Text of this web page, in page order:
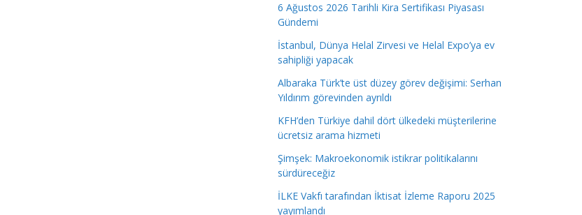
6 Ağustos 2026 Tarihli Kira Sertifikası Piyasası
Gündemi
İstanbul, Dünya Helal Zirvesi ve Helal Expo’ya ev
sahipliği yapacak
Albaraka Türk’te üst düzey görev değişimi: Serhan
Yıldırım görevinden ayrıldı
KFH’den Türkiye dahil dört ülkedeki müşterilerine
ücretsiz arama hizmeti
Şimşek: Makroekonomik istikrar politikalarını
sürdüreceğiz
İLKE Vakfı tarafından İktisat İzleme Raporu 2025
yayımlandı